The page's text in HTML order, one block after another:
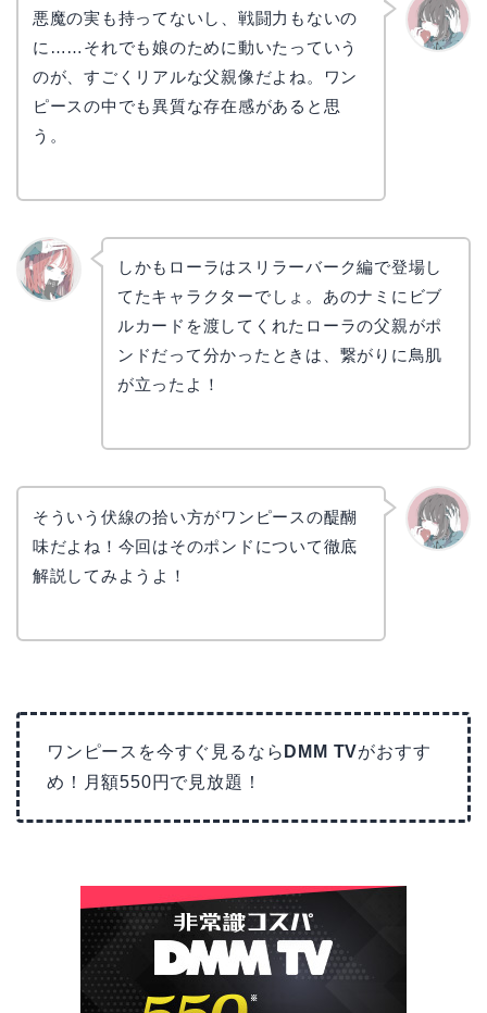
悪魔の実も持ってないし、戦闘力もないの
に……それでも娘のために動いたっていう
のが、すごくリアルな父親像だよね。ワン
ピースの中でも異質な存在感があると思
う。
しかもローラはスリラーバーク編で登場し
てたキャラクターでしょ。あのナミにビブ
ルカードを渡してくれたローラの父親がポ
ンドだって分かったときは、繋がりに鳥肌
が立ったよ！
そういう伏線の拾い方がワンピースの醍醐
味だよね！今回はそのポンドについて徹底
解説してみようよ！
ワンピースを今すぐ見るなら DMM TVがおすす
め！月額550円で見放題！